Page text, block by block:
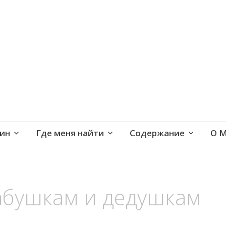
Где меня найти Содержание О
и дедушкам